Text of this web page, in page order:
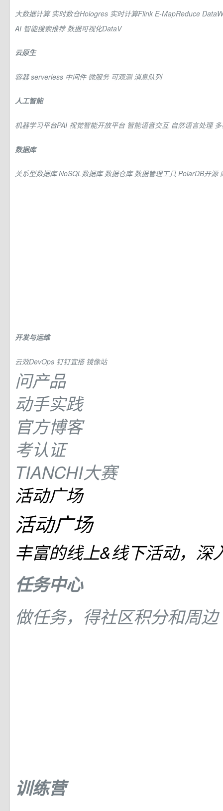
大数据计算 实时数仓Hologres 实时计算Flink E-MapReduce
AI 智能搜索推荐 数据可视化DataV
云原生
容器serverless 中间件 微服务 可观测 消息队列
人工智能
机器学习平台PAI 视觉智能开放平台 智能语音交互 自然语言处理
数据库
关系型数据库NoSQL数据库 数据仓库 数据管理工具 PolarDB开源
开发与运维
云效DevOps 钉钉宜搭 镜像站
问产品
动手实践
官方博客
考认证
TIANCHI大赛
活动广场
活动广场
丰富的线上&线下活动，深
任务中心
做任务，得社区积分和周边
训练营